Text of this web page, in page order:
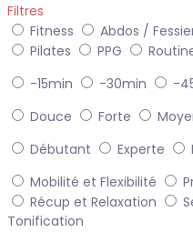
Filtres
Fitness
Abdos /
Pilates
PPG
-15min
-30min -
Douce
Forte
Débutant
Experte
Mobilité et Flexibilité
Récup et Relaxation
Tonification